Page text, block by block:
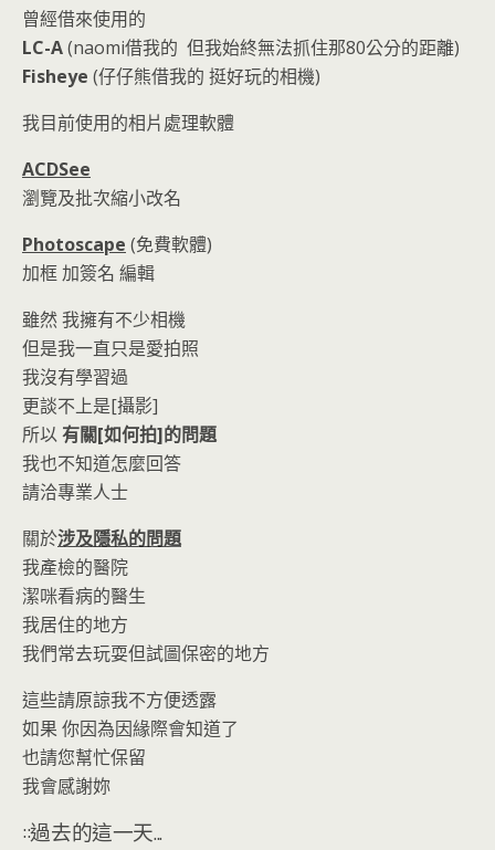
曾經借來使用的
LC-A(naomi借我的 但我始終無法抓住那80公分的距離)
Fisheye (仔仔熊借我的 挺好玩的相機)
我目前使用的相片處理軟體
ACDSee
瀏覽及批次縮小改名
Photoscape (免費軟體)
加框 加簽名 編輯
雖然 我擁有不少相機
但是我一直只是愛拍照
我沒有學習過
更談不上是[攝影]
所以有關[如何拍]的問題
我也不知道怎麼回答
請洽專業人士
關於涉及隱私的問題
我產檢的醫院
潔咪看病的醫生
我居住的地方
我們常去玩耍但試圖保密的地方
這些請原諒我不方便透露
如果 你因為因緣際會知道了
也請您幫忙保留
我會感謝妳
::過去的這一天...